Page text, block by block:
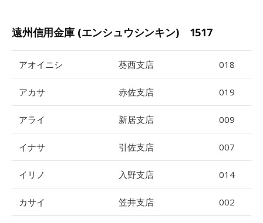
遠州信用金庫 (エンシュウシンキン) 1517
アオイニシ 葵西支店 018
アカサ 赤佐支店 019
アライ 新居支店 009
イナサ 引佐支店 007
イリノ 入野支店 014
カサイ 笠井支店 002